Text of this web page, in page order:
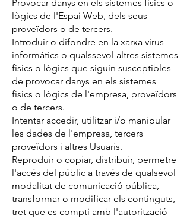
Provocar danys en els sistemes físics o
lògics de l'Espai Web, dels seus
proveïdors o de tercers.
Introduir o difondre en la xarxa virus
informàtics o qualssevol altres sistemes
físics o lògics que siguin susceptibles
de provocar danys en els sistemes
físics o lògics de l'empresa, proveïdors
o de tercers.
Intentar accedir, utilitzar i/o manipular
les dades de l'empresa, tercers
proveïdors i altres Usuaris.
Reproduir o copiar, distribuir, permetre
l'accés del públic a través de qualsevol
modalitat de comunicació pública,
transformar o modificar els continguts,
tret que es compti amb l'autorització